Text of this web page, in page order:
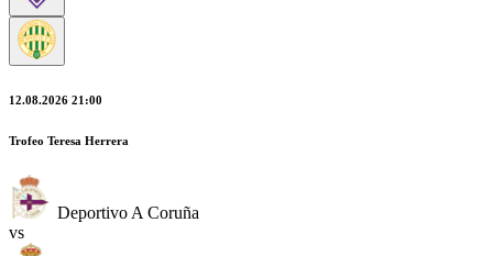
12.08.2026 21:00
Trofeo Teresa Herrera
Deportivo A Coruña
vs